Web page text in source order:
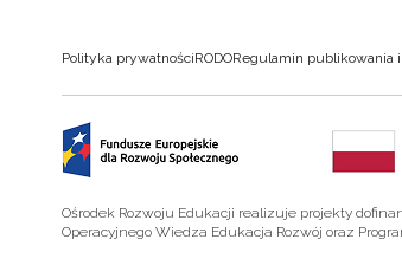
Polityka prywatnościRODORegulamin publikowania
Ośrodek Rozwoju Edukacji realizuje projekty
Operacyjnego Wiedza Edukacja Rozwój oraz